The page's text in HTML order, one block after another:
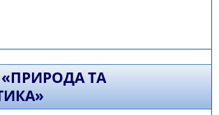
його існування”
«ПРИРОДА ТА